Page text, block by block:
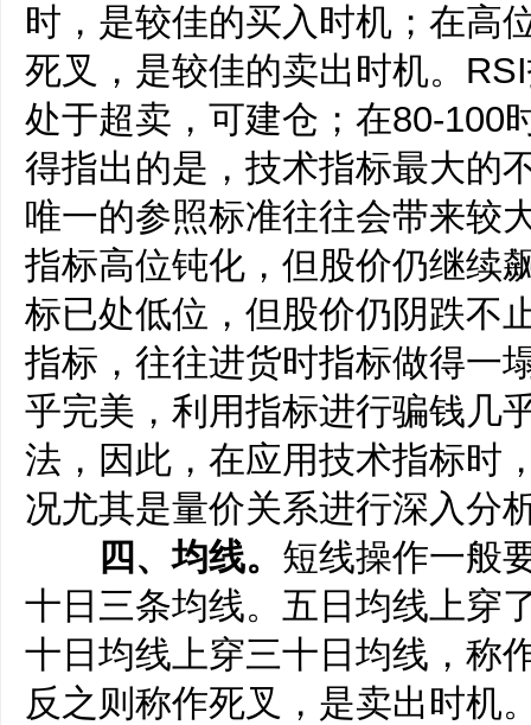
时，是较佳的买入时机；在高
死叉，是较佳的卖出时机。
处于超卖，可建仓；在80-100
得指出的是，技术指标最大的
唯一的参照标准往往会带来较
指标高位钝化，但股价仍继续
标已处低位，但股价仍阴跌不
指标，往往进货时指标做得一
乎完美，利用指标进行骗钱几
法，因此，在应用技术指标时
况尤其是量价关系进行深入分
四、均线。 短线操作一般
十日三条均线。五日均线上穿
十日均线上穿三十日均线，称
反之则称作死叉，是卖出时机